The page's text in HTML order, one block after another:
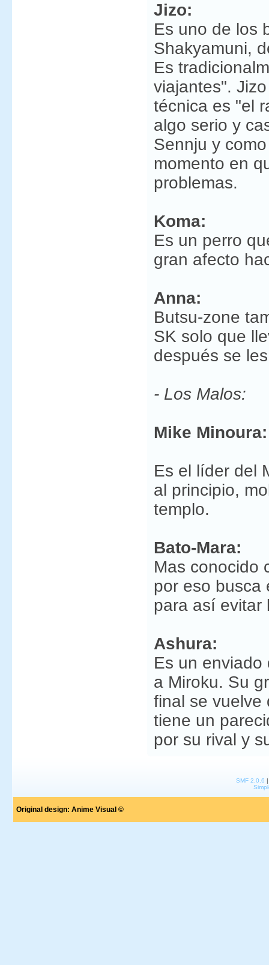
Jizo:
Es uno de los
Shakyamuni,
Es
viajantes".
técnica es "el
algo serio y
Sennju y
momento en
problemas.
Koma:
Es un perro
gran afecto
Anna:
Butsu-zone
SK solo que
después se
- Los Malos:
Mike Minoura:
Es el líder del
al principio,
templo.
Bato-Mara:
Mas conocido
por eso busca
para así evitar
Ashura:
Es un enviado
a Miroku. Su
final se vuelve
tiene un
por su rival y
SMF 2.0.6
Original design: Anime Visual ©